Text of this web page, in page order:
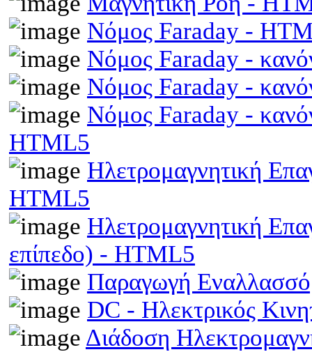
Νόμος Faraday -
Νόμος Faraday -
Νόμος Faraday -
Νόμος Faraday -
HTML5
Ηλετρομαγνητική
HTML5
Ηλετρομαγνητική
επίπεδο) - HTML5
Παραγωγή
DC - Ηλεκτρικός
Διάδοση